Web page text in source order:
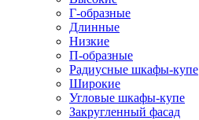
Г-образные
Длинные
Низкие
П-образные
Радиусные шкафы-купе
Широкие
Угловые шкафы-купе
Закругленный фасад